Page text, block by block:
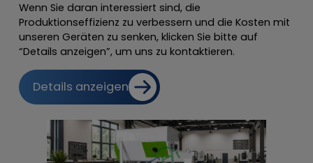
Wenn Sie daran interessiert sind, die
Produktionseffizienz zu verbessern und die Kosten mit
unseren Geräten zu senken, klicken Sie bitte auf
“Details anzeigen”, um uns zu kontaktieren.
Details anzeigen